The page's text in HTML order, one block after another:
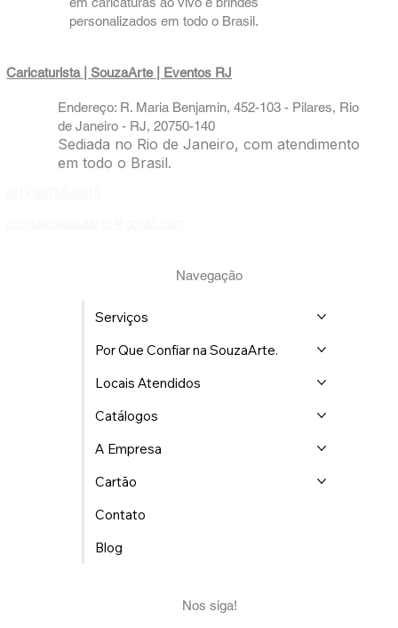
personalizados em todo o Brasil.
Caricaturista | SouzaArte | Eventos RJ
Endereço: R. Maria Benjamin, 452-103 - Pilares, Rio
de Janeiro - RJ, 20750-140
Sediada no Rio de Janeiro, com atendimento
em todo o Brasil.
Navegação
Serviços
Por Que Confiar na SouzaArte.
Locais Atendidos
Catálogos
A Empresa
Cartão
Contato
Blog
Nos siga!